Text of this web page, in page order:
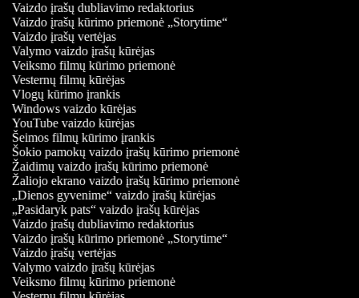
Vaizdo įrašų dubliavimo redaktorius
Vaizdo įrašų kūrimo priemonė „Storytime“
Vaizdo įrašų vertėjas
Valymo vaizdo įrašų kūrėjas
Veiksmo filmų kūrimo priemonė
Vesternų filmų kūrėjas
Vlogų kūrimo įrankis
Windows vaizdo kūrėjas
YouTube vaizdo kūrėjas
Šeimos filmų kūrimo įrankis
Šokio pamokų vaizdo įrašų kūrimo priemonė
Žaidimų vaizdo įrašų kūrimo priemonė
Žaliojo ekrano vaizdo įrašų kūrimo priemonė
„Dienos gyvenime“ vaizdo įrašų kūrėjas
„Pasidaryk pats“ vaizdo įrašų kūrėjas
Vaizdo įrašų dubliavimo redaktorius
Vaizdo įrašų kūrimo priemonė „Storytime“
Vaizdo įrašų vertėjas
Valymo vaizdo įrašų kūrėjas
Veiksmo filmų kūrimo priemonė